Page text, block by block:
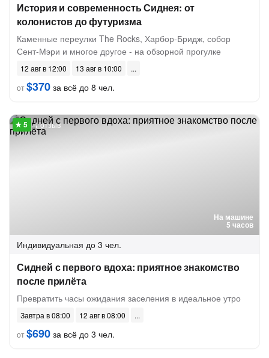
История и современность Сиднея: от
колонистов до футуризма
Каменные переулки The Rocks, Харбор-Бридж, собор
Сент-Мэри и многое другое - на обзорной прогулке
12 авг в 12:00
13 авг в 10:00
от$370 за всё до 8 чел.
На машине
5 часов
1 отзыв
Индивидуальная до 3 чел.
Сидней с первого вдоха: приятное знакомство
после прилёта
Превратить часы ожидания заселения в идеальное утро
Завтра в 08:00
12 авг в 08:00
от$690 за всё до 3 чел.